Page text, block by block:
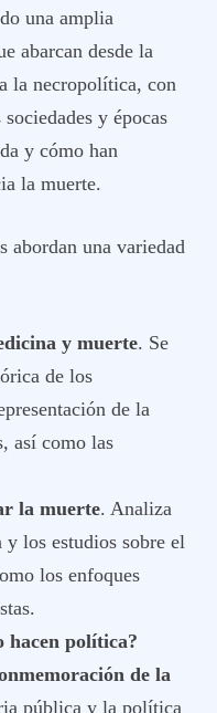
una amplia
abarcan desde la
la necropolítica, con
y épocas
y cómo han
la muerte.
abordan una variedad
y muerte. Se
de los
de la
así como las
la muerte. Analiza
los estudios sobre el
los enfoques
hacen política?
de la
pública y la política